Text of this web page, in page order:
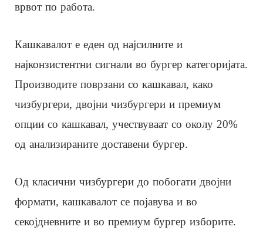
врвот по работа.
Кашкавалот е еден од најсилните и
најконзистентни сигнали во бургер категоријата.
Производите поврзани со кашкавал, како
чизбургери, двојни чизбургери и премиум
опции со кашкавал, учествуваат со околу 20%
од анализираните доставени бургер.
Од класични чизбургери до побогати двојни
формати, кашкавалот се појавува и во
секојдневните и во премиум бургер изборите.